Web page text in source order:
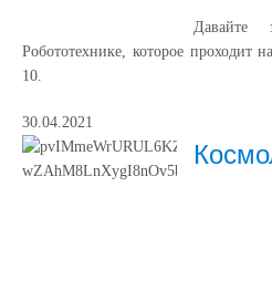
Давайте
Робототехнике, которое проходит
10.
30.04.2021